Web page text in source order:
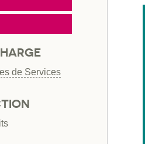
de Services